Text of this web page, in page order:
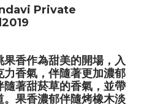
Private
香作為甜美的開場，入
香氣，伴隨著更加濃郁
著甜菸草的香氣，並帶
果香濃郁伴隨烤橡木淡